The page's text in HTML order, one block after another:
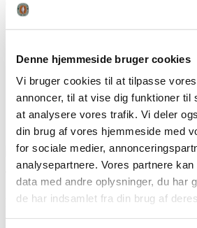
Denne hjemmeside bruger cookies
Vi bruger cookies til at tilpasse
annoncer, til at vise dig funktioner til
at analysere vores trafik. Vi deler
din brug af vores hjemmeside med
for sociale medier,
analysepartnere. Vores partnere
data med andre oplysninger, du har
de har indsamlet fra din brug af
FADB
Årsskydning 2021
7
Træk og slip
Foreningen af Danske